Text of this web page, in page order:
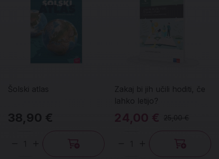
Šolski atlas
38,90 €
Zakaj bi jih učili hoditi, če
lahko letijo?
24,00 € 25,00 €